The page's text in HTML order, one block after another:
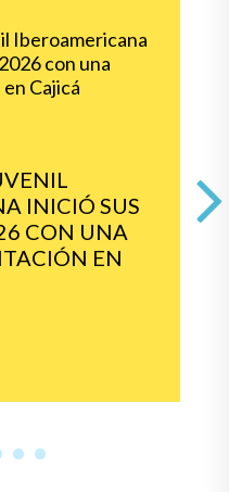
INICIÓ SUS
CON UNA
EN
5 6